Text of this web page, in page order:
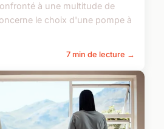
à une multitude de
le choix d'une pompe à
7 min de lecture →